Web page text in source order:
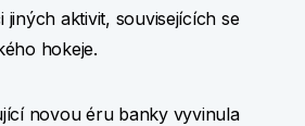
jiných aktivit, souvisejících se
hokeje.
novou éru banky vyvinula